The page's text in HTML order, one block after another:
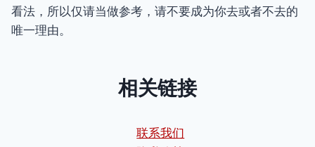
看法，所以仅请当做参考，请不要成为你去或者不去的
唯一理由。
相关链接
联系我们